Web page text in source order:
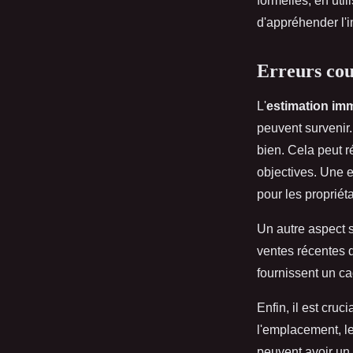
d'appréhender
Erreurs
L'estimation
peuvent
bien. Cela peut
objectives. Une
pour les
Un autre aspect
ventes récentes
fournissent un
Enfin, il est
l'emplacement,